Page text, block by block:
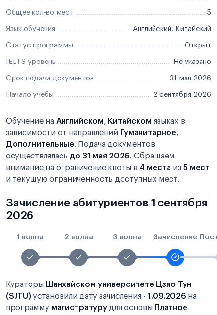
Общее кол-во мест 5
Язык обучения Английский, Китайский
Статус программы Открыт
IELTS уровень Не указано
Срок подачи документов 31 мая 2026
Начало учебы 2 сентября 2026
Обучение на Английском, Китайском языках в
зависимости от направлений Гуманитарное,
Дополнительные. Подача документов
осуществлялась до 31 мая 2026. Обращаем
внимание на ограничение квоты в 4 места из 5 мест
и текущую ограниченность доступных мест.
Зачисление абитуриентов 1 сентября
2026
1 волна 2 волна 3 волна Зачисление
Кураторы Шанхайском университете Цзяо Тун
(SJTU) установили дату зачисления - 1.09.2026 на
программу магистратуру для основы Платное